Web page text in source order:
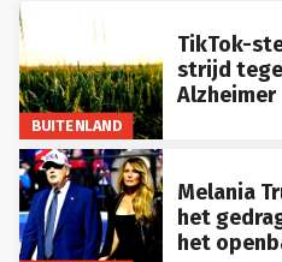
BUITENLAND
TikTok-
strijd
Alzheimer
Melania
het
het